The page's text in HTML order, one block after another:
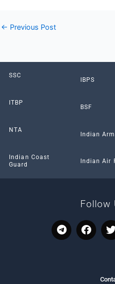
← Previous Post
SSC
ITBP
NTA
Indian Coast
Guard
IBPS
BSF
Indian
Indian Air
Follow
T
e
F
a
e